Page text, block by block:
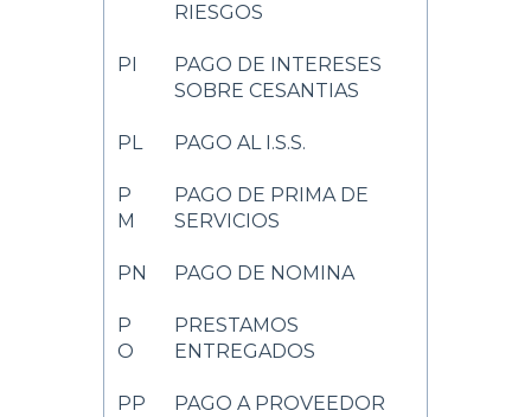
RIESGOS
PI
PAGO DE INTERESES
SOBRE CESANTIAS
PL PAGO AL I.S.S.
P
M
PAGO DE PRIMA DE
SERVICIOS
PN PAGO DE NOMINA
P
O
PRESTAMOS
ENTREGADOS
PP PAGO A PROVEEDOR